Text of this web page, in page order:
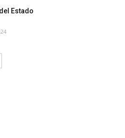
Estado